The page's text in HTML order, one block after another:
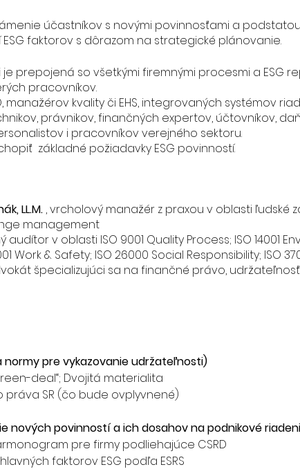
účastníkov s novými povinnosťami a podstatou
faktorov s dôrazom na strategické plánovanie.
prepojená so všetkými firemnými procesmi a ESG
pracovníkov.
manažérov kvality či EHS, integrovaných systémov
právnikov, finančných expertov, účtovníkov,
i pracovníkov verejného sektoru.
základné požiadavky ESG povinností.
LL.M., vrcholový manažér z praxou v oblasti ľudské
management
audítor v oblasti ISO 9001 Quality Process; ISO 14001
Work & Safety; ISO 26000 Social Responsibility; ISO
špecializujúci sa na finančné právo,
normy pre vykazovanie udržateľnosti)
deal“; Dvojitá materialita
práva SR (čo bude ovplyvnené)
nových povinností a ich dosahov na podnikové
pre firmy podliehajúce CSRD
faktorov ESG podľa ESRS